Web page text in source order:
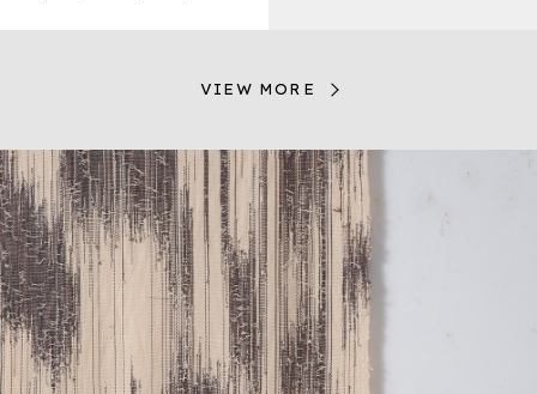
VIEW MORE